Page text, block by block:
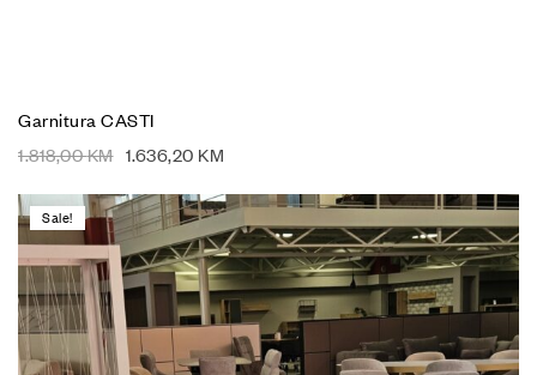
Garnitura CASTI
1.818,00KM 1.636,20 KM
Sale!